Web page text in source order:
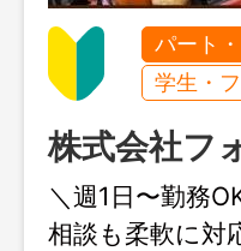
パート
学生・
株式会社フ
＼週1日〜勤務
相談も柔軟に対